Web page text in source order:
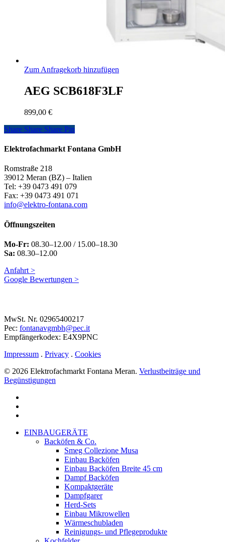
Zum Anfragekorb hinzufügen
AEG SCB618F3LF
899,00 €
Share
Share Share Share Pin
Elektrofachmarkt Fontana GmbH
Romstraße 218
39012 Meran (BZ) – Italien
Tel: +39 0473 491 079
Fax: +39 0473 491 071
info@elektro-fontana.com
Öffnungszeiten
Mo-Fr: 08.30–12.00 / 15.00–18.30
Sa: 08.30–12.00
Anfahrt >
Google Bewertungen >
MwSt. Nr. 02965400217
Pec: fontanavgmbh@pec.it
Empfängerkodex: E4X9PNC
Impressum . Privacy . Cookies
© 2026 Elektrofachmarkt Fontana Meran. Verlustbeiträge und
Begünstigungen
Menu
Close
EINBAUGERÄTE
Backöfen & Co.
Smeg Collezione Musa
Einbau Backöfen
Einbau Backöfen Breite 45 cm
Dampf Backöfen
Kompaktgeräte
Dampfgarer
Herd-Sets
Einbau Mikrowellen
Wärmeschubladen
Reinigungs- und Pflegeprodukte